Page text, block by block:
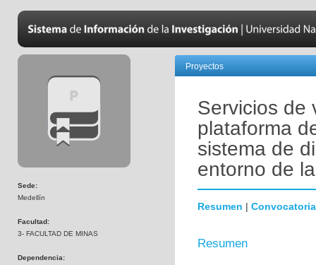
Sede:
Medellín
Facultad:
3- FACULTAD DE MINAS
Dependencia:
Proyectos
Servicios de
plataforma
sistema de
entorno de
Resumen | Convocatoria
Resumen